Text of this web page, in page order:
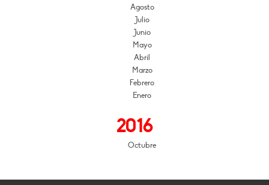
Agosto
Julio
Junio
Mayo
Abril
Marzo
Febrero
Enero
2016
Octubre